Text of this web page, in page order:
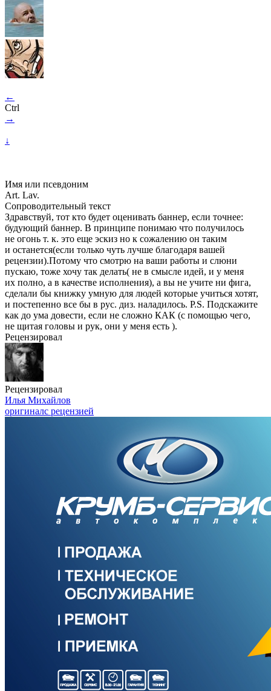
←
Ctrl
→
↓
Имя или псевдоним
Art. Lav.
Сопроводительный текст
Здравствуй, тот кто будет оценивать баннер, если точнее:
будующий баннер. В принципе понимаю что получилось
не огонь т. к. это еще эскиз но к сожалению он таким
и останется(если только чуть лучше благодаря вашей
рецензии).Потому что смотрю на ваши работы и слюни
пускаю, тоже хочу так делать( не в смысле идей, и у меня
их полно, а в качестве исполнения), а вы не учите ни фига,
сделали бы книжку умную для людей которые учиться хотят,
и постепенно все бы в рус. диз. наладилось. P.S. Подскажите
как до ума довести, если не сложно КАК (с помощью чего,
не щитая головы и рук, они у меня есть ).
Рецензировал
Рецензировал
Илья Михайлов
оригиналс рецензией